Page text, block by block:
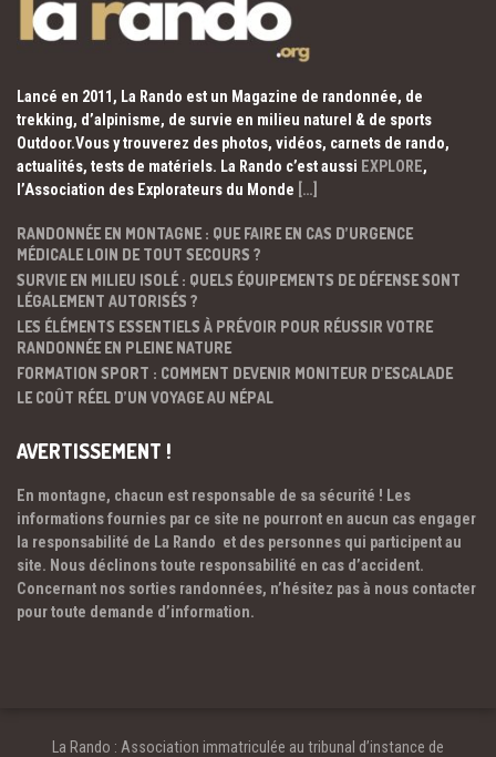
Lancé en 2011, La Rando est un Magazine de randonnée, de
trekking, d’alpinisme, de survie en milieu naturel & de sports
Outdoor.Vous y trouverez des photos, vidéos, carnets de rando,
actualités, tests de matériels. La Rando c’est aussi EXPLORE,
l’Association des Explorateurs du Monde […]
RANDONNÉE EN MONTAGNE : QUE FAIRE EN CAS D’URGENCE
MÉDICALE LOIN DE TOUT SECOURS ?
SURVIE EN MILIEU ISOLÉ : QUELS ÉQUIPEMENTS DE DÉFENSE SONT
LÉGALEMENT AUTORISÉS ?
LES ÉLÉMENTS ESSENTIELS À PRÉVOIR POUR RÉUSSIR VOTRE
RANDONNÉE EN PLEINE NATURE
FORMATION SPORT : COMMENT DEVENIR MONITEUR D’ESCALADE
LE COÛT RÉEL D’UN VOYAGE AU NÉPAL
AVERTISSEMENT !
En montagne, chacun est responsable de sa sécurité ! Les
informations fournies par ce site ne pourront en aucun cas engager
la responsabilité de La Rando et des personnes qui participent au
site. Nous déclinons toute responsabilité en cas d’accident.
Concernant nos sorties randonnées, n’hésitez pas à nous contacter
pour toute demande d’information.
La Rando : Association immatriculée au tribunal d’instance de